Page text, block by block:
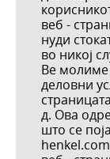
веб -
нуди
во никој
Ве молиме
деловни
д. Ова
што се